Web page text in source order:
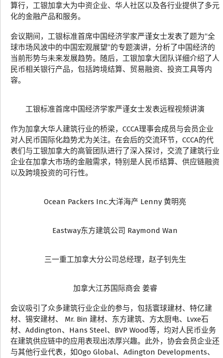
算行，工银加拿大为中资企业、华人社区以及各行业提供了多元
化的金融产品和服务。
会议期间，工银标准首席中国经济学家严谨女士发表了题为“全
球市场风波中的中国宏观展望”的专题演讲，分析了中国经济的
当前形势与未来发展趋势。随后，工银加拿大团队详细介绍了人
民币相关银行产品，包括跨境结算、贸易融资、投资工具等内
容。
工银标准首席中国经济学家严谨女士发表远程视频讲演
作为加拿大华人建筑行业的桥梁，CCCA理事会成员与会员企业
对人民币国际化趋势尤为关注。在会后的交流环节，CCCA的代
表们与工银加拿大的高管团队进行了深入探讨，交流了建筑行业
企业在加拿大市场的金融需求，特别是人民币结算、供应链融资
以及跨境投资的可行性。
Ocean Packers Inc.大洋海产 Lenny 黄明亮
Eastway东方建筑公司 Raymond Wan
三一重工加拿大分公司总经理，赵子钊先生
加拿大江苏国际商会 姜睿
会议吸引了众多建筑行业企业的参与，包括寰球建材、特亿建
材、锡安建材、 Mr. Bin 建材、东方建筑、方太厨电、Lvxe石
材、Addington、Hans Steel、BVP Wood等，均对人民币业务
在建筑供应链中的应用表现出浓厚兴趣。此外，协会会员企业还
与其他行业代表，如Ogo Global、Adington Developments、